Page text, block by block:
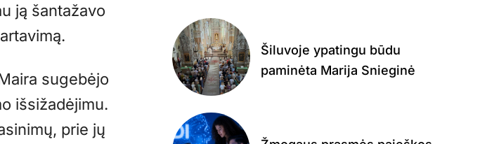
ją šantažavo
sugebėjo
išsižadėjimu.
prie jų
Šiluvoje ypatingu būdu
paminėta Marija Snieginė